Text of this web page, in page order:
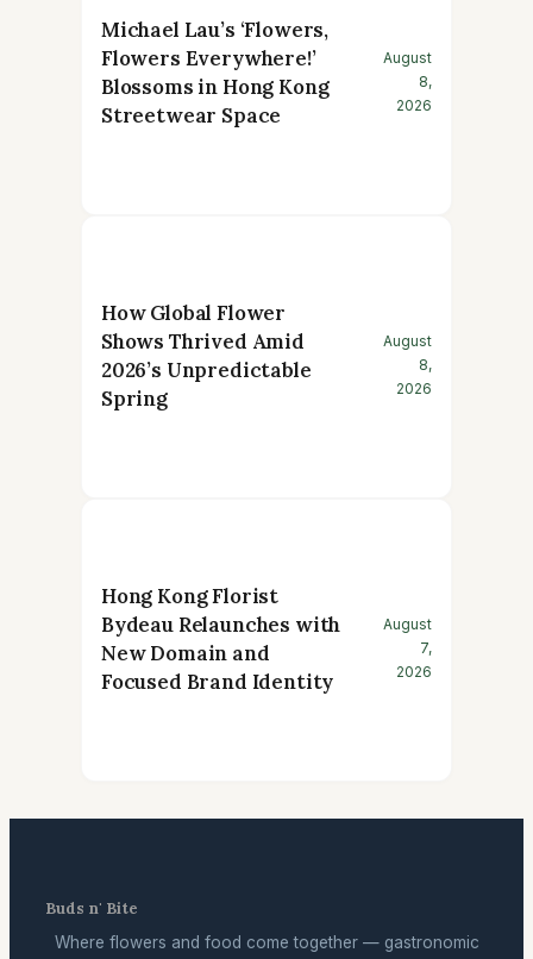
Michael Lau’s ‘Flowers,
Flowers Everywhere!’
Blossoms in Hong Kong
Streetwear Space
August
8,
2026
How Global Flower
Shows Thrived Amid
2026’s Unpredictable
Spring
August
8,
2026
Hong Kong Florist
Bydeau Relaunches with
New Domain and
Focused Brand Identity
August
7,
2026
Buds n' Bite
Where flowers and food come together — gastronomic